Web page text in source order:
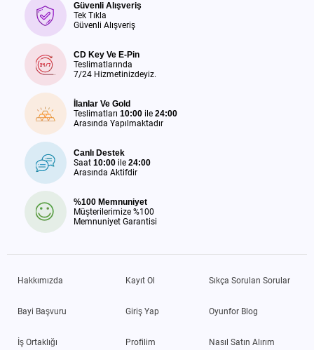
Güvenli Alışveriş
Tek Tıkla
Güvenli Alışveriş
CD Key Ve E-Pin
Teslimatlarında
7/24 Hizmetinizdeyiz.
İlanlar Ve Gold
Teslimatları 10:00 ile 24:00
Arasında Yapılmaktadır
Canlı Destek
Saat 10:00 ile 24:00
Arasında Aktifdir
%100 Memnuniyet
Müşterilerimize %100
Memnuniyet Garantisi
Hakkımızda
Bayi Başvuru
İş Ortaklığı
Kayıt Ol
Giriş Yap
Profilim
Sıkça Sorulan Sorular
Oyunfor Blog
Nasıl Satın Alırım